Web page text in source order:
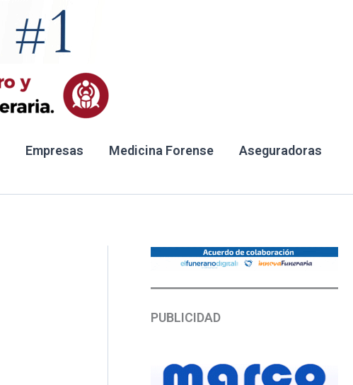
Empresas Medicina Forense
Aseguradoras
PUBLICIDAD